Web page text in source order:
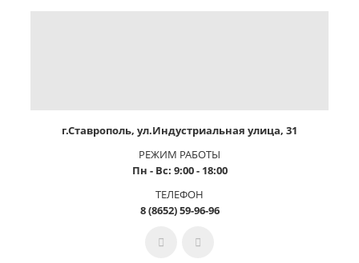
г.Ставрополь, ул.Индустриальная улица, 31
РЕЖИМ РАБОТЫ
Пн - Вс: 9:00 - 18:00
ТЕЛЕФОН
8 (8652) 59-96-96